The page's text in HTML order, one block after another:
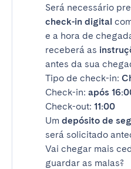
Será necessário
check-in digital
e a hora de
receberá as
antes da sua
Tipo de check-in:
Check-in: após
Check-out: 11:00
Um depósito de
será solicitado
Vai chegar mais
guardar as malas?